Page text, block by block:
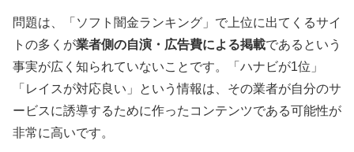
問題は、「ソフト闇金ランキング」で上位に出てくるサイ
トの多くが業者側の自演・広告費による掲載であるという
事実が広く知られていないことです。「ハナビが1位」
「レイスが対応良い」という情報は、その業者が自分のサ
ービスに誘導するために作ったコンテンツである可能性が
非常に高いです。